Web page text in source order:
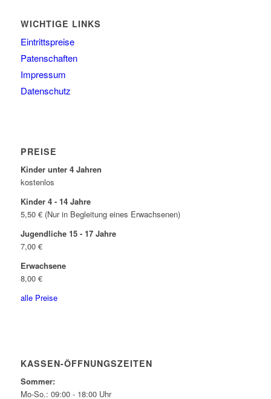
WICHTIGE LINKS
Eintrittspreise
Patenschaften
Impressum
Datenschutz
PREISE
Kinder unter 4 Jahren
kostenlos
Kinder 4 - 14 Jahre
5,50 € (Nur in Begleitung eines Erwachsenen)
Jugendliche 15 - 17 Jahre
7,00 €
Erwachsene
8,00 €
alle Preise
KASSEN-ÖFFNUNGSZEITEN
Sommer:
Mo-So.: 09:00 - 18:00 Uhr